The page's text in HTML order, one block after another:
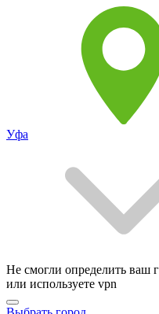
Уфа
Не смогли определить ваш
или используете vpn